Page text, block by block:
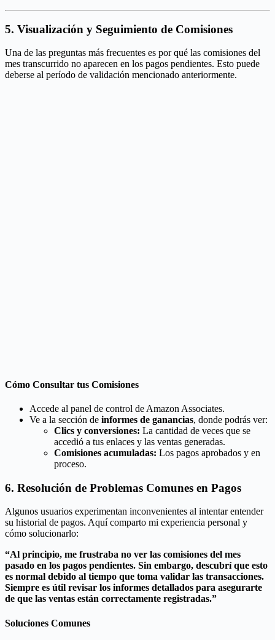
5. Visualización y Seguimiento de Comisiones
Una de las preguntas más frecuentes es por qué las comisiones del
mes transcurrido no aparecen en los pagos pendientes. Esto puede
deberse al período de validación mencionado anteriormente.
Cómo Consultar tus Comisiones
Accede al panel de control de Amazon Associates.
Ve a la sección de informes de ganancias, donde podrás ver:
Clics y conversiones: La cantidad de veces que se
accedió a tus enlaces y las ventas generadas.
Comisiones acumuladas: Los pagos aprobados y en
proceso.
6. Resolución de Problemas Comunes en Pagos
Algunos usuarios experimentan inconvenientes al intentar entender
su historial de pagos. Aquí comparto mi experiencia personal y
cómo solucionarlo:
“Al principio, me frustraba no ver las comisiones del mes
pasado en los pagos pendientes. Sin embargo, descubrí que esto
es normal debido al tiempo que toma validar las transacciones.
Siempre es útil revisar los informes detallados para asegurarte
de que las ventas están correctamente registradas.”
Soluciones Comunes